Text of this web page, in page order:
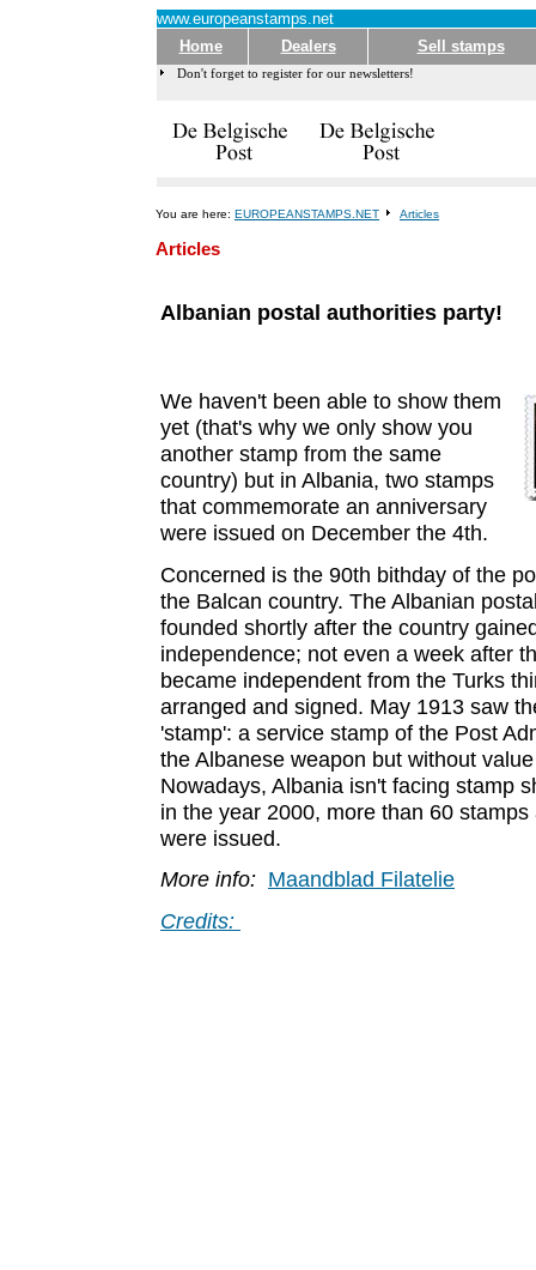
www.europeanstamps.net
Home
Dealers Sell stamps
Don't forget to register for our newsletters!
You are here: EUROPEANSTAMPS.NET Articles
Articles
Albanian postal authorities party!
We haven't been able to show them
yet (that's why we only show you
another stamp from the same
country) but in Albania, two stamps
that commemorate an anniversary
were issued on December the 4th.
Concerned is the 90th bithday of the
the Balcan country. The Albanian
founded shortly after the country
independence; not even a week after
became independent from the Turks
arranged and signed. May 1913 saw
'stamp': a service stamp of the Post
the Albanese weapon but without
Nowadays, Albania isn't facing stamp
in the year 2000, more than 60
were issued.
More info: Maandblad Filatelie
Credits: